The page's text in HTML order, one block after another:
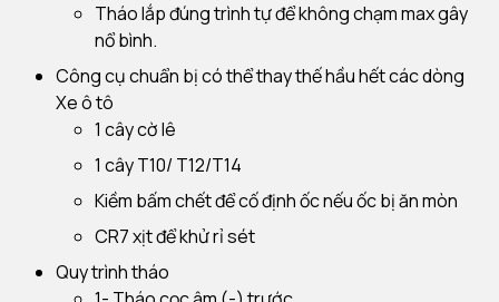
Tháo lắp đúng trình tự để không chạm max gây
nổ bình.
Công cụ chuẩn bị có thể thay thế hầu hết các dòng
Xe ô tô
1 cây cờ lê
1 cây T10/ T12/T14
Kiềm bấm chết để cố định ốc nếu ốc bị ăn mòn
CR7 xịt để khử rỉ sét
Quy trình tháo